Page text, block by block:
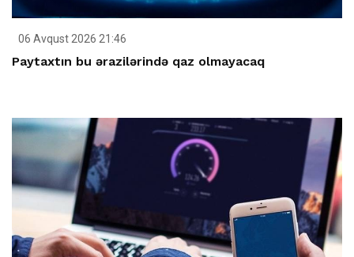
06 Avqust 2026 21:46
Paytaxtın bu ərazilərində qaz olmayacaq